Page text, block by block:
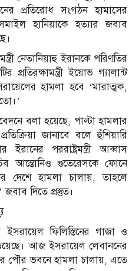
প্রতিরোধ সংগঠন হামাসের
হানিয়াকে হত্যার জবাব
নেতানিয়াহু ইরানকে পরিণতির
প্রতিরক্ষামন্ত্রী ইয়োভ গ্যালান্ট
হামলা হবে ‘মারাত্মক,
বলা হয়েছে, পাল্টা হামলার
জানাবে বলে হুঁশিয়ারি
পররাষ্ট্রমন্ত্রী আব্বাস
আন্তোনিও গুতেরেসকে ফোনে
দেশে হামলা চালায়, তাহলে
দিতে প্রস্তুত।
ইসরায়েল ফিলিস্তিনের গাজা ও
আজ ইসরায়েল লেবাননের
পৌর ভবনে হামলা চালায়, এতে